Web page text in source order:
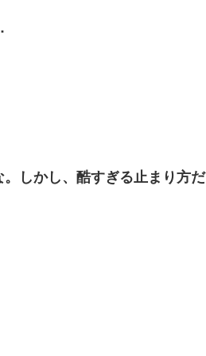
しかし、酷すぎる止まり方だ